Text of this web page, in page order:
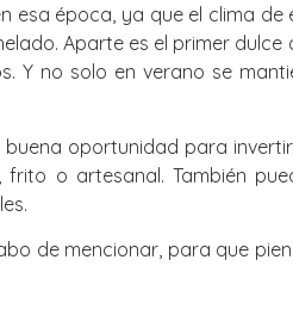
esa época, ya que el clima de
Aparte es el primer dulce
Y no solo en verano se
oportunidad para
o artesanal. También
de mencionar, para que